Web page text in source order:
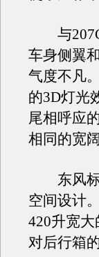
与
车身侧翼
气度不凡
的3D灯光
尾相呼应
相同的宽
东风标
空间设计
420升宽
对后行箱